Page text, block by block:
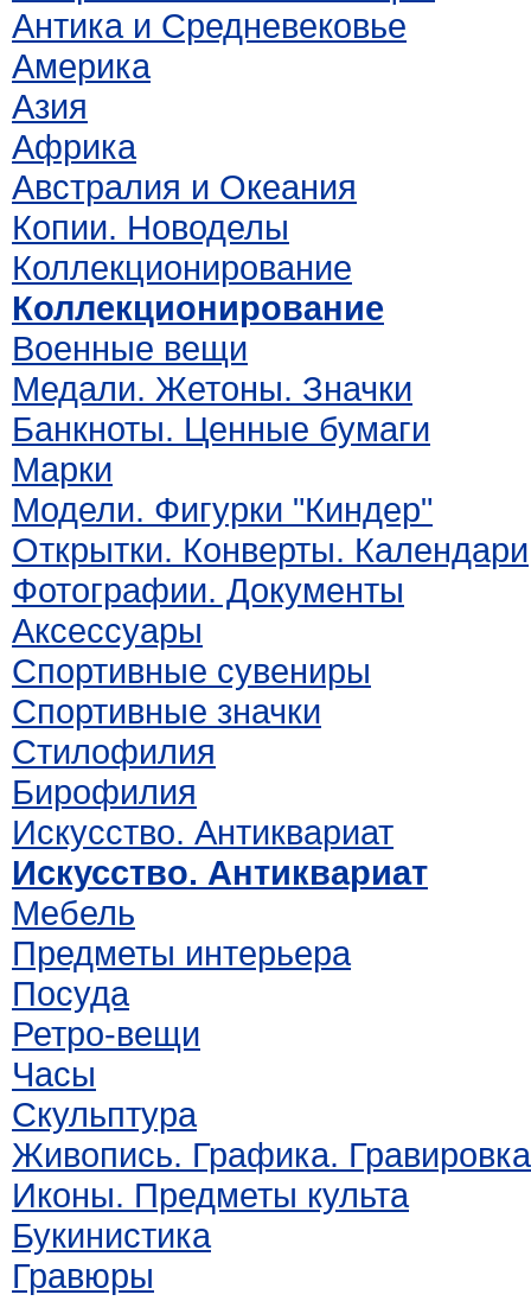
Антика и Средневековье
Америка
Азия
Африка
Австралия и Океания
Копии. Новоделы
Коллекционирование
Коллекционирование
Военные вещи
Медали. Жетоны. Значки
Банкноты. Ценные бумаги
Марки
Модели. Фигурки "Киндер"
Открытки. Конверты. Календари
Фотографии. Документы
Аксессуары
Спортивные сувениры
Спортивные значки
Стилофилия
Бирофилия
Искусство. Антиквариат
Искусство. Антиквариат
Мебель
Предметы интерьера
Посуда
Ретро-вещи
Часы
Скульптура
Живопись. Графика. Гравировка
Иконы. Предметы культа
Букинистика
Гравюры